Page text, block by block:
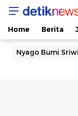
Home Berita
Nyago Bumi